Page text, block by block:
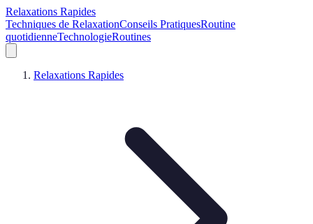
Relaxations Rapides
Techniques de RelaxationConseils PratiquesRoutine
quotidienneTechnologieRoutines
Relaxations Rapides